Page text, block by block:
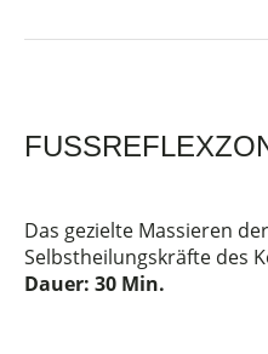
Das gezielte Massieren
Selbstheilungskräfte des
Dauer: 30Min.